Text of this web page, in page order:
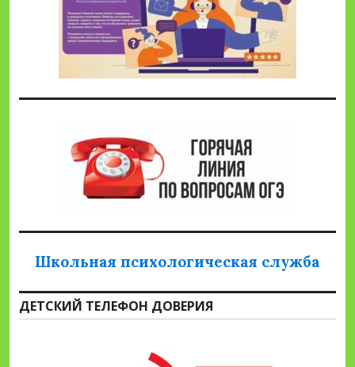
Школьная психологическая служба
ДЕТСКИЙ ТЕЛЕФОН ДОВЕРИЯ